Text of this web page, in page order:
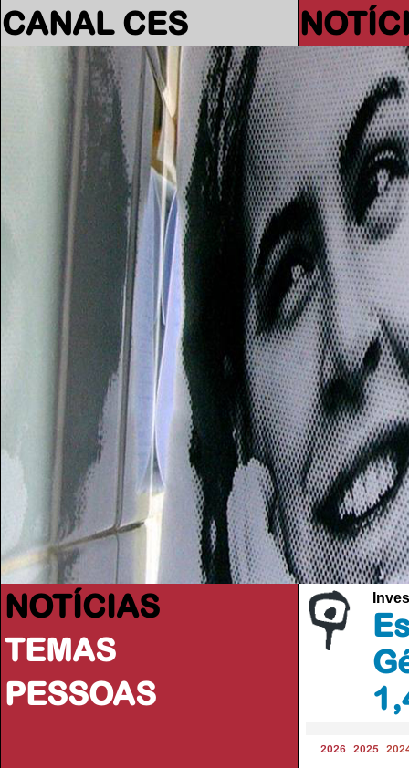
CANAL CES
NOTÍCIAS
TEMAS
PESSOAS
2026 2025